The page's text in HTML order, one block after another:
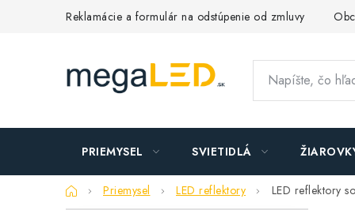
Reklamácie a formulár na odstúpenie od zmluvy
PRIEMYSEL SVIETIDLÁ
DomovPriemysel LED reflektory LED reflektory